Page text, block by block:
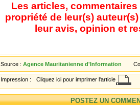
Les articles,
propriété de leur(s)
leur avis, opinion et
Source : Agence Mauritanienne d'Information
Impression : Cliquez ici pour imprimer l'article
POSTEZ UN